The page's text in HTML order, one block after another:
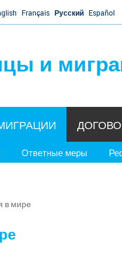
Français Русский Español
и
Ответные меры
в мире